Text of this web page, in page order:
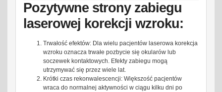
Pozytywne strony zabiegu
laserowej korekcji wzroku:
Trwałość efektów: Dla wielu pacjentów laserowa korekcja
wzroku oznacza trwałe pozbycie się okularów lub
soczewek kontaktowych. Efekty zabiegu mogą
utrzymywać się przez wiele lat.
Krótki czas rekonwalescencji: Większość pacjentów
wraca do normalnej aktywności w ciągu kilku dni po